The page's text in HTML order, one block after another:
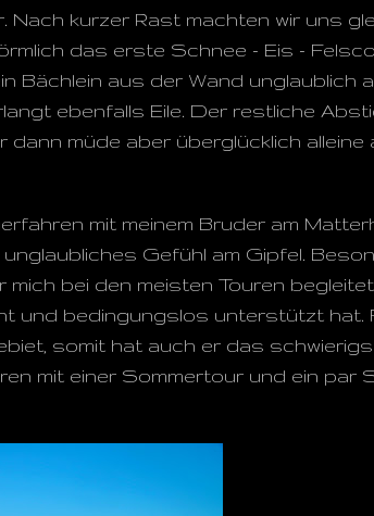
kurzer Rast machten wir uns
das erste Schnee - Eis -
Bächlein aus der Wand unglaublich
ebenfalls Eile. Der restliche
dann müde aber überglücklich alleine
mit meinem Bruder am
Gefühl am Gipfel.
bei den meisten Touren
und bedingungslos unterstützt hat.
somit hat auch er das
mit einer Sommertour und ein par